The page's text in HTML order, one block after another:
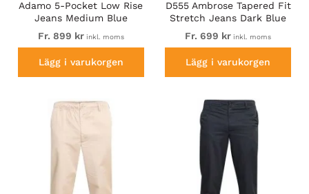
Adamo 5-Pocket Low Rise
Jeans Medium Blue
Fr. 899 krinkl. moms
Lägg i varukorgen
D555 Ambrose Tapered Fit
Stretch Jeans Dark Blue
Fr. 699 kr inkl. moms
Lägg i varukorgen